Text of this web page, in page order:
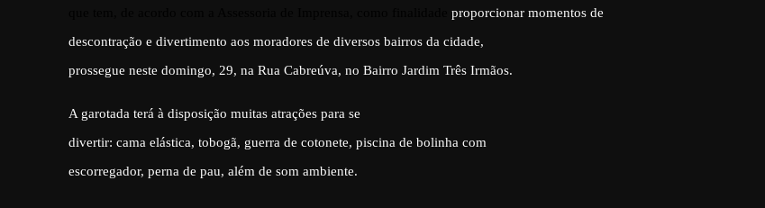
proporcionar momentos de
descontração e divertimento aos moradores de diversos bairros da cidade,
prossegue neste domingo, 29, na Rua Cabreúva, no Bairro Jardim Três Irmãos.
A garotada terá à disposição muitas atrações para se
divertir: cama elástica, tobogã, guerra de cotonete, piscina de bolinha com
escorregador, perna de pau, além de som ambiente.